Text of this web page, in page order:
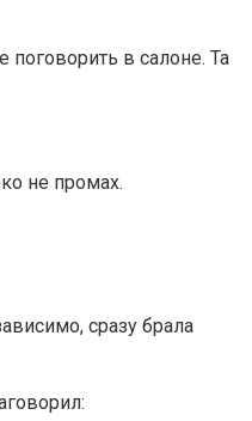
в салоне. Та
не промах.
сразу брала